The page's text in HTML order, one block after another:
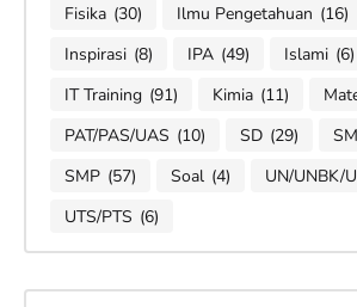
Fisika (30) Ilmu Pengetahuan (16)
Inspirasi (8) IPA (49) Islami (6)
IT Training (91) Kimia (11)
PAT/PAS/UAS (10) SD (29)
SMP (57) Soal (4) UN/UNBK/
UTS/PTS (6)